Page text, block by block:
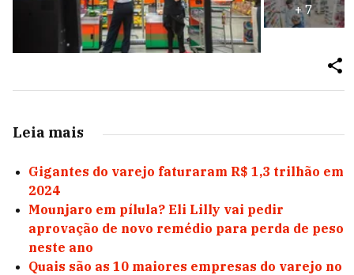
+7
Leia mais
Gigantes do varejo faturaram R$ 1,3 trilhão em
2024
Mounjaro em pílula? Eli Lilly vai pedir
aprovação de novo remédio para perda de peso
neste ano
Quais são as 10 maiores empresas do varejo no